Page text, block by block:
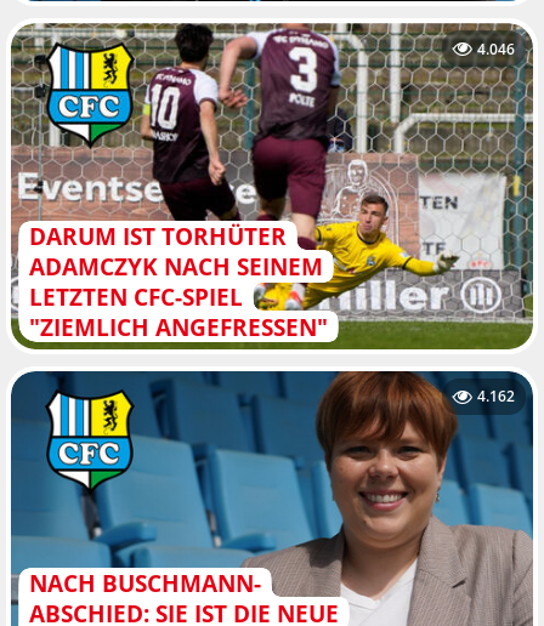
DARUM IST TORHÜTER
ADAMCZYK NACH SEINEM
LETZTEN CFC-SPIEL
"ZIEMLICH ANGEFRESSEN"
4.046
NACH BUSCHMANN-
ABSCHIED: SIE IST DIE NEUE
4.162